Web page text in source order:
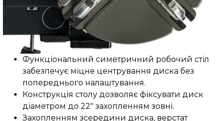
Функціональний симетричний робочий стіл
забезпечує міцне центрування диска без
попереднього налаштування.
Конструкція столу дозволяє фіксувати диск
діаметром до 22" захопленням зовні.
Захопленням зсередини диска, верстат